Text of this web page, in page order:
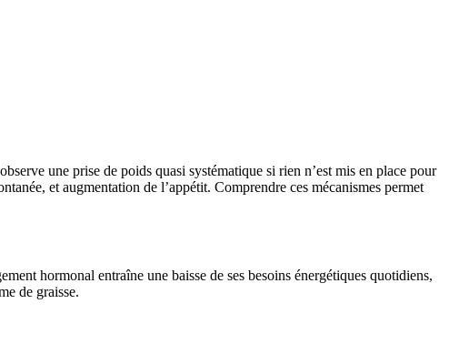
une prise de poids quasi systématique si rien n’est mis en place pour
et augmentation de l’appétit. Comprendre ces mécanismes permet
hormonal entraîne une baisse de ses besoins énergétiques quotidiens,
de graisse.